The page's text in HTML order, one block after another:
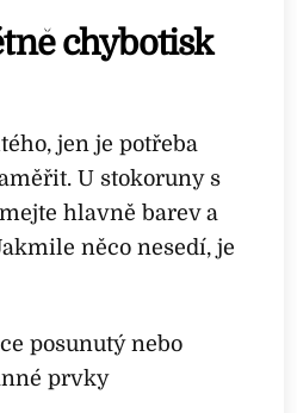
chybotisk
jen je potřeba
U stokoruny s
hlavně barev a
něco nesedí, je
posunutý nebo
prvky